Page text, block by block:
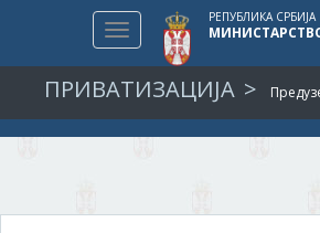
Toggle
navigation
РЕПУБЛИКА СРБИЈА
ПРИВАТИЗАЦИЈА